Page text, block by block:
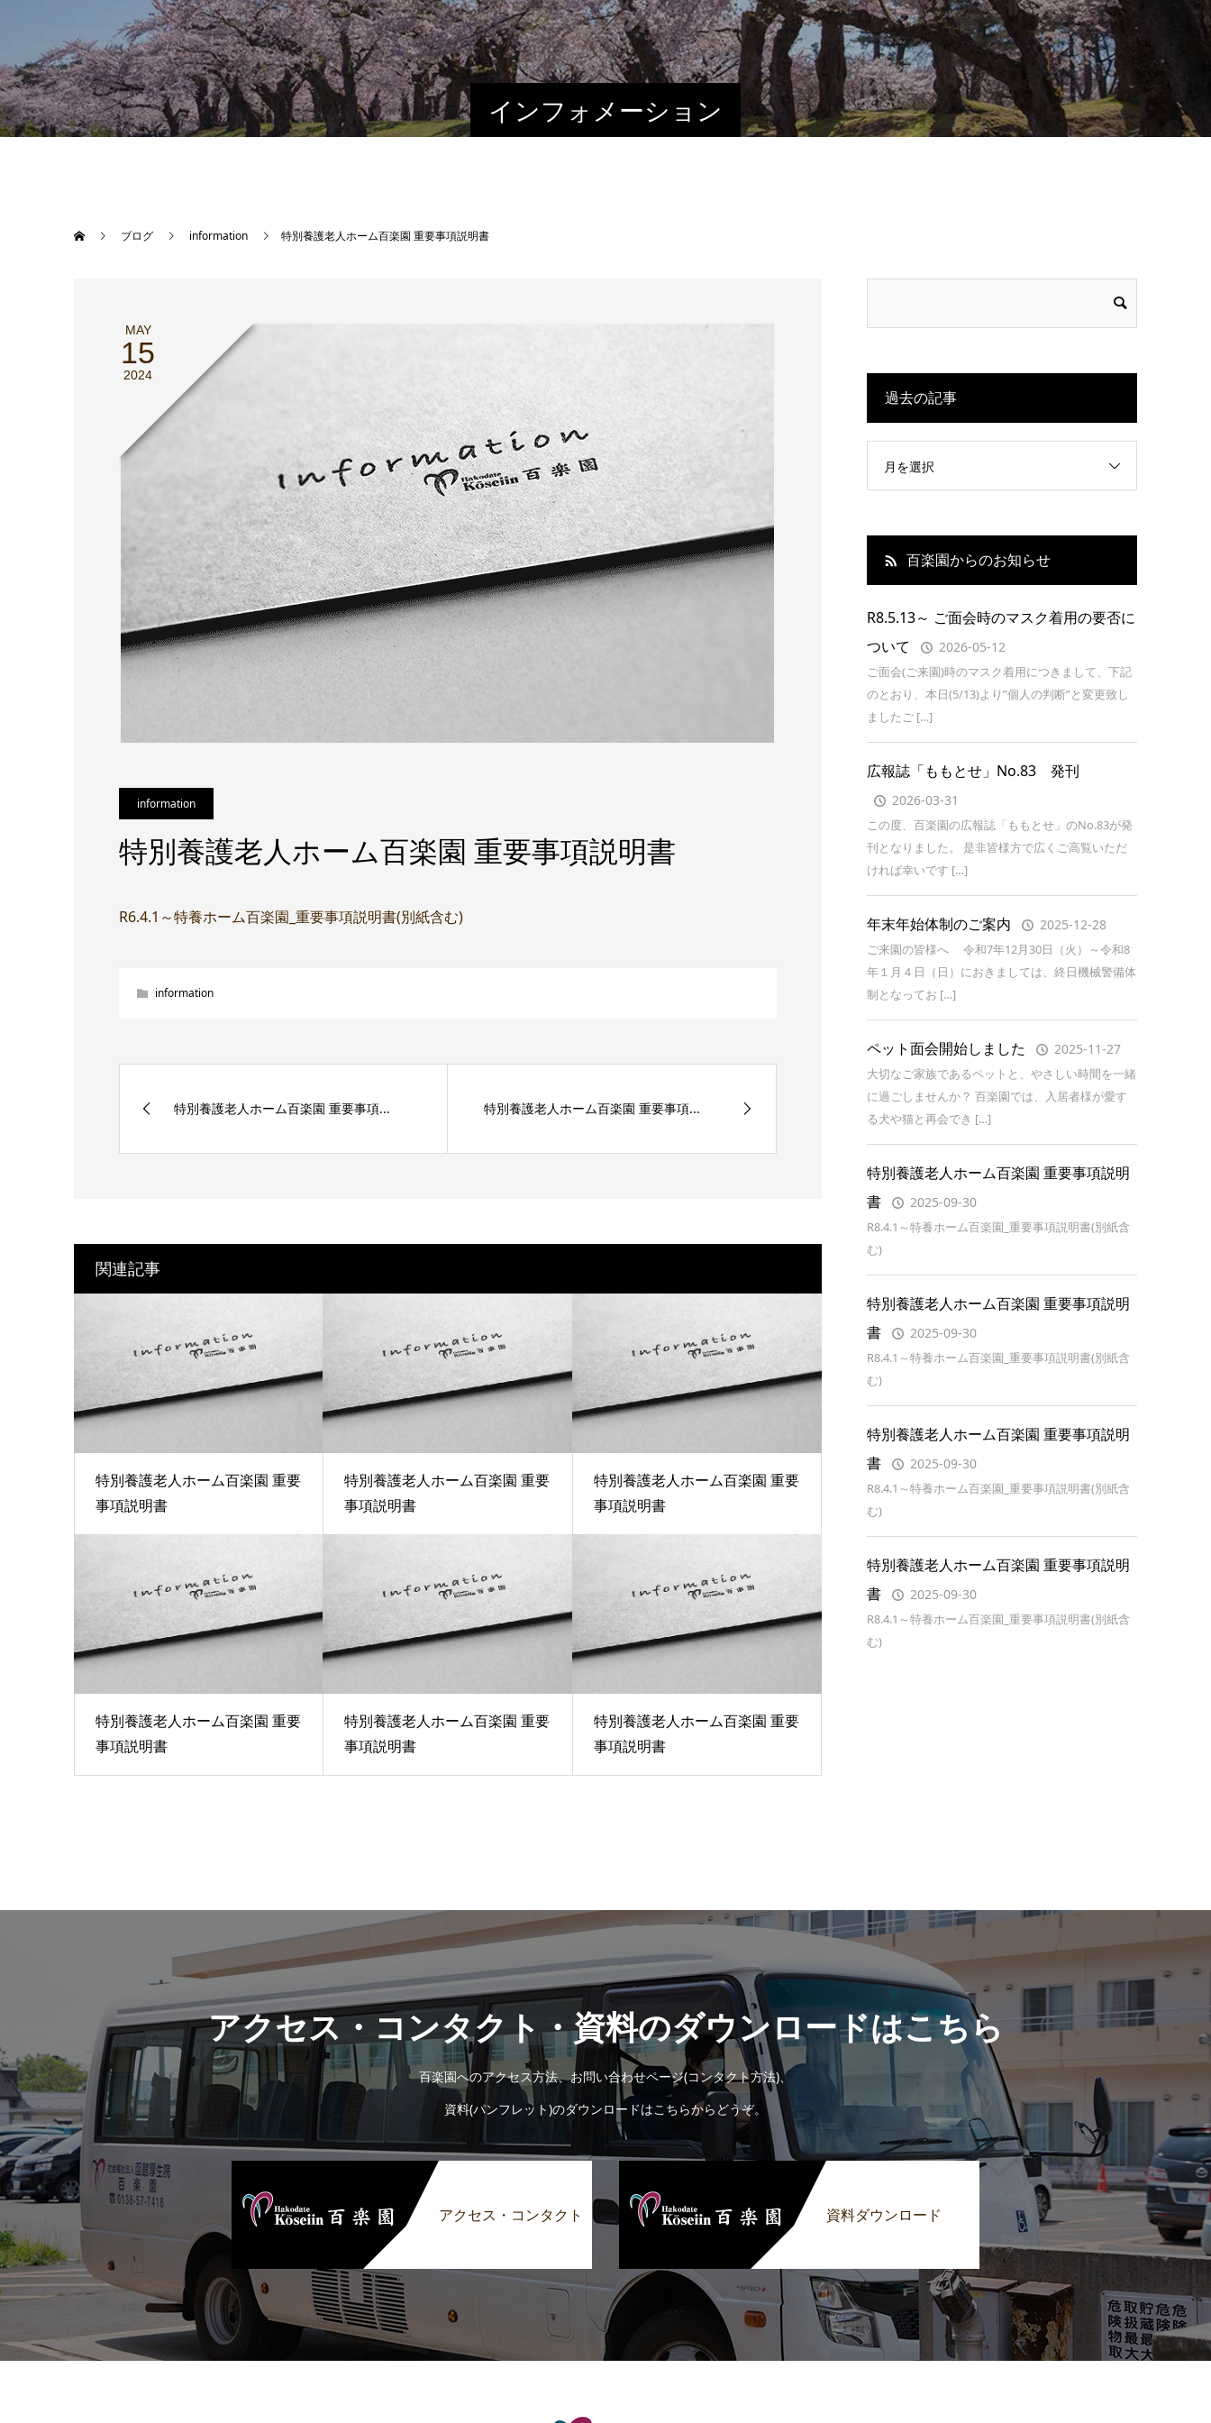
インフォメーション
ブログ information 特別養護老人ホーム百楽園 重要事項説明書
MAY
15
2024
information
特別養護老人ホーム百楽園 重要事項説明書
R6.4.1～特養ホーム百楽園_重要事項説明書(別紙含む)
information
特別養護老人ホーム百楽園 重要事項... 特別養護老人ホーム百楽園 重要事項...
関連記事
特別養護老人ホーム百楽園 重要
事項説明書
特別養護老人ホーム百楽園 重要
事項説明書
特別養護老人ホーム百楽園 重要
事項説明書
特別養護老人ホーム百楽園 重要
事項説明書
特別養護老人ホーム百楽園 重要
事項説明書
特別養護老人ホーム百楽園 重要
事項説明書
過去の記事
月を選択
百楽園からのお知らせ
R8.5.13～ ご面会時のマスク着用の要否に
ついて
2026-05-12
ご面会(ご来園)時のマスク着用につきまして、下記
のとおり、本日(5/13)より”個人の判断”と変更致し
ましたご […]
広報誌「ももとせ」No.83 発刊
2026-03-31
この度、百楽園の広報誌「ももとせ」のNo.83が発
刊となりました。 是非皆様方で広くご高覧いただ
ければ幸いです […]
年末年始体制のご案内 2025-12-28
ご来園の皆様へ 令和7年12月30日（火）～令和8
年１月４日（日）におきましては、終日機械警備体
制となってお […]
ペット面会開始しました 2025-11-27
大切なご家族であるペットと、やさしい時間を一緒
に過ごしませんか？ 百楽園では、入居者様が愛す
る犬や猫と再会でき […]
特別養護老人ホーム百楽園 重要事項説明
書
2025-09-30
R8.4.1～特養ホーム百楽園_重要事項説明書(別紙含
む)
特別養護老人ホーム百楽園 重要事項説明
書
2025-09-30
R8.4.1～特養ホーム百楽園_重要事項説明書(別紙含
む)
特別養護老人ホーム百楽園 重要事項説明
書
2025-09-30
R8.4.1～特養ホーム百楽園_重要事項説明書(別紙含
む)
特別養護老人ホーム百楽園 重要事項説明
書
2025-09-30
R8.4.1～特養ホーム百楽園_重要事項説明書(別紙含
む)
アクセス・コンタクト・資料のダウンロードはこちら
百楽園へのアクセス方法、お問い合わせページ(コンタクト方法)、
資料(パンフレット)のダウンロードはこちらからどうぞ。
アクセス・コンタクト 資料ダウンロード